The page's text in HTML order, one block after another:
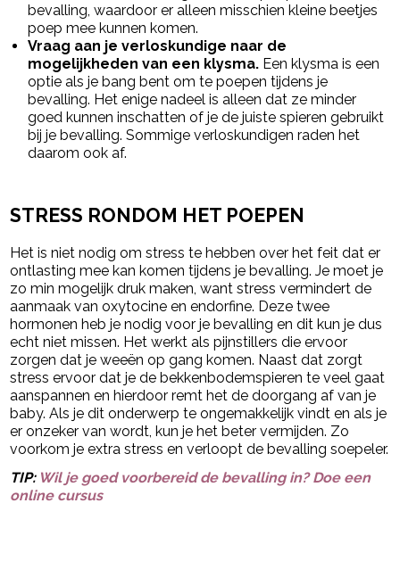
bevalling, waardoor er alleen misschien kleine beetjes
poep mee kunnen komen.
Vraag aan je verloskundige naar de
mogelijkheden van een klysma. Een klysma is een
optie als je bang bent om te poepen tijdens je
bevalling. Het enige nadeel is alleen dat ze minder
goed kunnen inschatten of je de juiste spieren gebruikt
bij je bevalling. Sommige verloskundigen raden het
daarom ook af.
STRESS RONDOM HET POEPEN
Het is niet nodig om stress te hebben over het feit dat er
ontlasting mee kan komen tijdens je bevalling. Je moet je
zo min mogelijk druk maken, want stress vermindert de
aanmaak van oxytocine en endorfine. Deze twee
hormonen heb je nodig voor je bevalling en dit kun je dus
echt niet missen. Het werkt als pijnstillers die ervoor
zorgen dat je weeën op gang komen. Naast dat zorgt
stress ervoor dat je de bekkenbodemspieren te veel gaat
aanspannen en hierdoor remt het de doorgang af van je
baby. Als je dit onderwerp te ongemakkelijk vindt en als je
er onzeker van wordt, kun je het beter vermijden. Zo
voorkom je extra stress en verloopt de bevalling soepeler.
TIP: Wil je goed voorbereid de bevalling in? Doe een
online cursus